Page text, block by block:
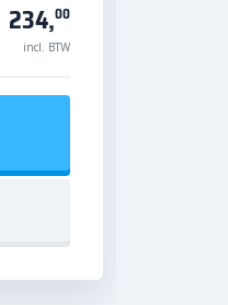
234,00
incl. BTW